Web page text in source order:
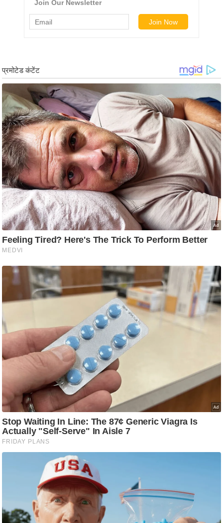
ड
हॉ
ली
वु
ड
फि
ल्म
स
मी
क्षा
B
r
e
a
k
i
g
e
w
s
इ
फ
स्टा
इ
ल
टे
ब्यू
टी